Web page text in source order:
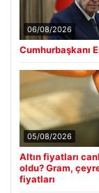
06/08/2026
Cumhurbaşkanı
05/08/2026
Altın fiyatları
oldu? Gram,
fiyatları